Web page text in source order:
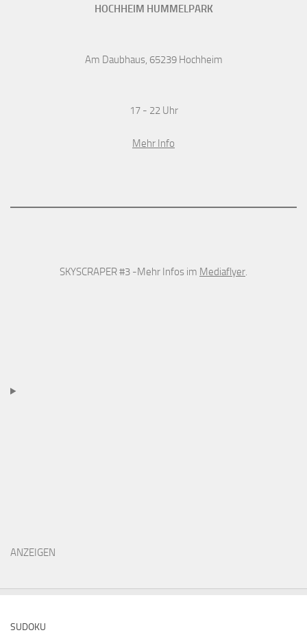
HOCHHEIM HUMMELPARK
Am Daubhaus, 65239 Hochheim
17 - 22 Uhr
Mehr Info
SKYSCRAPER #3 -Mehr Infos im Mediaflyer.
ANZEIGEN
SUDOKU